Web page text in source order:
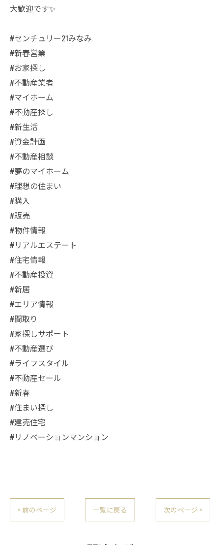
大歓迎です✨
#センチュリー21みなみ
#新春営業
#お家探し
#不動産業者
#マイホーム
#不動産探し
#新生活
#資金計画
#不動産相談
#夢のマイホーム
#理想の住まい
#購入
#販売
#物件情報
#リアルエステート
#住宅情報
#不動産投資
#新居
#エリア情報
#間取り
#家探しサポート
#不動産選び
#ライフスタイル
#不動産セール
#新春
#住まい探し
#建売住宅
#リノベーションマンション
< 前のページ 一覧に戻る 次のページ >